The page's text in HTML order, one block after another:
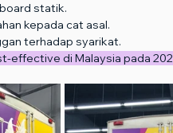
statik.
kepada cat asal.
terhadap syarikat.
effective di Malaysia pada